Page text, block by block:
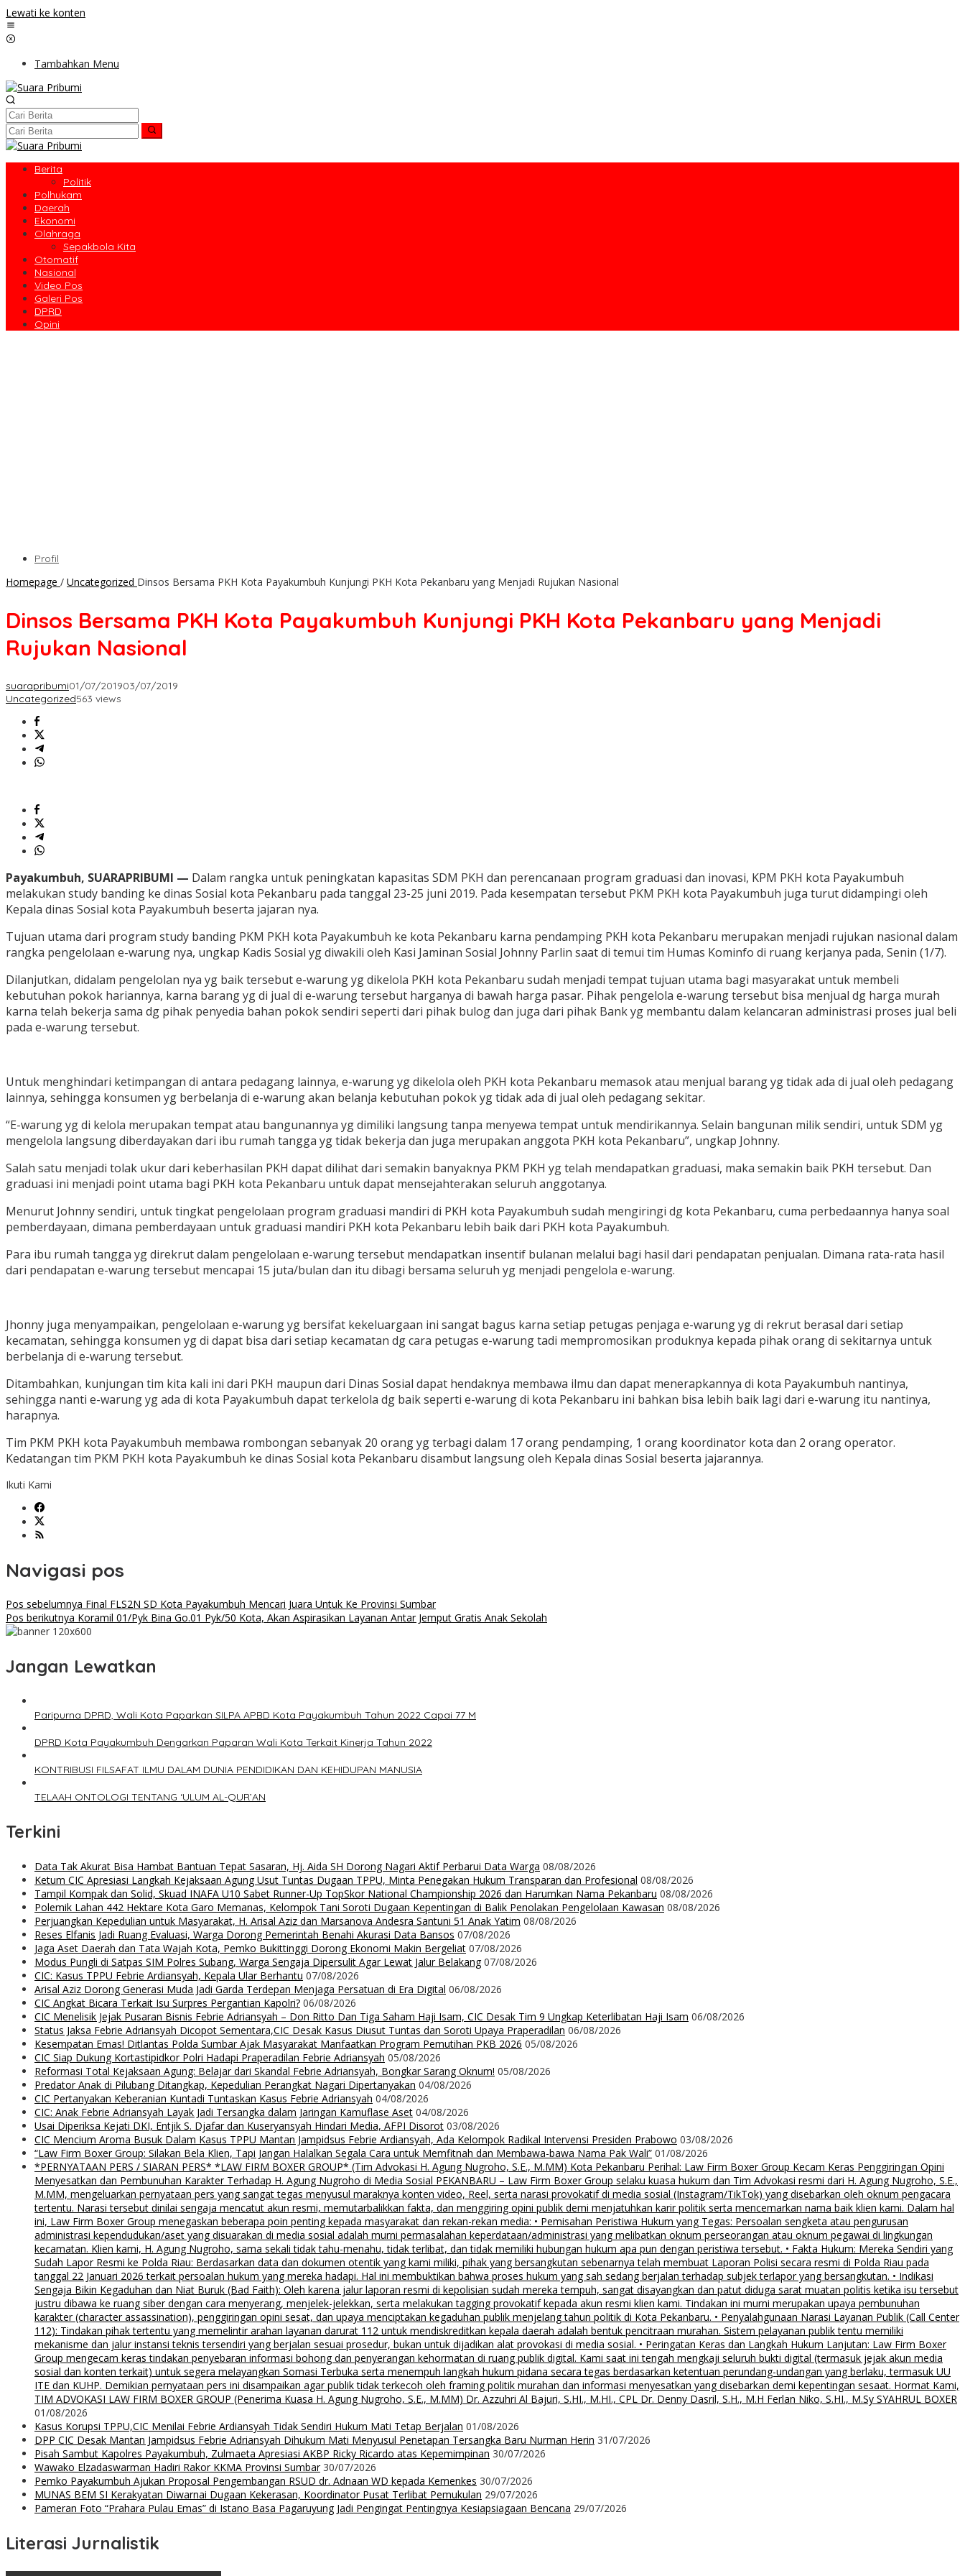
Lewati ke konten
Tambahkan Menu
Berita
Politik
Polhukam
Daerah
Ekonomi
Olahraga
Sepakbola Kita
Otomatif
Nasional
Video Pos
Galeri Pos
DPRD
Opini
Profil
Homepage / Uncategorized Dinsos Bersama PKH Kota Payakumbuh Kunjungi PKH Kota Pekanbaru yang Menjadi Rujukan Nasional
Dinsos Bersama PKH Kota Payakumbuh Kunjungi PKH Kota Pekanbaru yang Menjadi
Rujukan Nasional
suarapribumi01/07/201903/07/2019
Uncategorized563 views
Payakumbuh, SUARAPRIBUMI — Dalam rangka untuk peningkatan kapasitas SDM PKH dan perencanaan program graduasi dan inovasi, KPM PKH kota Payakumbuh
melakukan study banding ke dinas Sosial kota Pekanbaru pada tanggal 23-25 juni 2019. Pada kesempatan tersebut PKM PKH kota Payakumbuh juga turut didampingi oleh
Kepala dinas Sosial kota Payakumbuh beserta jajaran nya.
Tujuan utama dari program study banding PKM PKH kota Payakumbuh ke kota Pekanbaru karna pendamping PKH kota Pekanbaru merupakan menjadi rujukan nasional dalam
rangka pengelolaan e-warung nya, ungkap Kadis Sosial yg diwakili oleh Kasi Jaminan Sosial Johnny Parlin saat di temui tim Humas Kominfo di ruang kerjanya pada, Senin (1/7).
Dilanjutkan, didalam pengelolan nya yg baik tersebut e-warung yg dikelola PKH kota Pekanbaru sudah menjadi tempat tujuan utama bagi masyarakat untuk membeli
kebutuhan pokok hariannya, karna barang yg di jual di e-warung tersebut harganya di bawah harga pasar. Pihak pengelola e-warung tersebut bisa menjual dg harga murah
karna telah bekerja sama dg pihak penyedia bahan pokok sendiri seperti dari pihak bulog dan juga dari pihak Bank yg membantu dalam kelancaran administrasi proses jual beli
pada e-warung tersebut.
Untuk menghindari ketimpangan di antara pedagang lainnya, e-warung yg dikelola oleh PKH kota Pekanbaru memasok atau menjual barang yg tidak ada di jual oleh pedagang
lainnya, sehingga konsumen yg berbelanja di e-warung akan belanja kebutuhan pokok yg tidak ada di jual oleh pedagang sekitar.
“E-warung yg di kelola merupakan tempat atau bangunannya yg dimiliki langsung tanpa menyewa tempat untuk mendirikannya. Selain bangunan milik sendiri, untuk SDM yg
mengelola langsung diberdayakan dari ibu rumah tangga yg tidak bekerja dan juga merupakan anggota PKH kota Pekanbaru”, ungkap Johnny.
Salah satu menjadi tolak ukur dari keberhasilan PKH dapat dilihat dari semakin banyaknya PKM PKH yg telah mendapatkan graduasi, maka semakin baik PKH tersebut. Dan
graduasi ini menjadi point utama bagi PKH kota Pekanbaru untuk dapat mensejahterakan seluruh anggotanya.
Menurut Johnny sendiri, untuk tingkat pengelolaan program graduasi mandiri di PKH kota Payakumbuh sudah mengiringi dg kota Pekanbaru, cuma perbedaannya hanya soal
pemberdayaan, dimana pemberdayaan untuk graduasi mandiri PKH kota Pekanbaru lebih baik dari PKH kota Payakumbuh.
Para ibu rumah tangga yg direkrut dalam pengelolaan e-warung tersebut mendapatkan insentif bulanan melalui bagi hasil dari pendapatan penjualan. Dimana rata-rata hasil
dari pendapatan e-warung tersebut mencapai 15 juta/bulan dan itu dibagi bersama seluruh yg menjadi pengelola e-warung.
Jhonny juga menyampaikan, pengelolaan e-warung yg bersifat kekeluargaan ini sangat bagus karna setiap petugas penjaga e-warung yg di rekrut berasal dari setiap
kecamatan, sehingga konsumen yg di dapat bisa dari setiap kecamatan dg cara petugas e-warung tadi mempromosikan produknya kepada pihak orang di sekitarnya untuk
berbelanja di e-warung tersebut.
Ditambahkan, kunjungan tim kita kali ini dari PKH maupun dari Dinas Sosial dapat hendaknya membawa ilmu dan dapat menerapkannya di kota Payakumbuh nantinya,
sehingga nanti e-warung yg ada di kota Payakumbuh dapat terkelola dg baik seperti e-warung di kota Pekanbaru ini bahkan bisa lebih baik lagi dari e-warung itu nantinya,
harapnya.
Tim PKM PKH kota Payakumbuh membawa rombongan sebanyak 20 orang yg terbagi dalam 17 orang pendamping, 1 orang koordinator kota dan 2 orang operator.
Kedatangan tim PKM PKH kota Payakumbuh ke dinas Sosial kota Pekanbaru disambut langsung oleh Kepala dinas Sosial beserta jajarannya.
Ikuti Kami
Navigasi pos
Pos sebelumnya Final FLS2N SD Kota Payakumbuh Mencari Juara Untuk Ke Provinsi Sumbar
Pos berikutnya Koramil 01/Pyk Bina Go.01 Pyk/50 Kota, Akan Aspirasikan Layanan Antar Jemput Gratis Anak Sekolah
Jangan Lewatkan
Paripurna DPRD, Wali Kota Paparkan SILPA APBD Kota Payakumbuh Tahun 2022 Capai 77 M
DPRD Kota Payakumbuh Dengarkan Paparan Wali Kota Terkait Kinerja Tahun 2022
KONTRIBUSI FILSAFAT ILMU DALAM DUNIA PENDIDIKAN DAN KEHIDUPAN MANUSIA
TELAAH ONTOLOGI TENTANG ‘ULUM AL-QUR’AN
Terkini
Data Tak Akurat Bisa Hambat Bantuan Tepat Sasaran, Hj. Aida SH Dorong Nagari Aktif Perbarui Data Warga 08/08/2026
Ketum CIC Apresiasi Langkah Kejaksaan Agung Usut Tuntas Dugaan TPPU, Minta Penegakan Hukum Transparan dan Profesional 08/08/2026
Tampil Kompak dan Solid, Skuad INAFA U10 Sabet Runner-Up TopSkor National Championship 2026 dan Harumkan Nama Pekanbaru 08/08/2026
Polemik Lahan 442 Hektare Kota Garo Memanas, Kelompok Tani Soroti Dugaan Kepentingan di Balik Penolakan Pengelolaan Kawasan 08/08/2026
Perjuangkan Kepedulian untuk Masyarakat, H. Arisal Aziz dan Marsanova Andesra Santuni 51 Anak Yatim 08/08/2026
Reses Elfanis Jadi Ruang Evaluasi, Warga Dorong Pemerintah Benahi Akurasi Data Bansos 07/08/2026
Jaga Aset Daerah dan Tata Wajah Kota, Pemko Bukittinggi Dorong Ekonomi Makin Bergeliat 07/08/2026
Modus Pungli di Satpas SIM Polres Subang, Warga Sengaja Dipersulit Agar Lewat Jalur Belakang 07/08/2026
CIC: Kasus TPPU Febrie Ardiansyah, Kepala Ular Berhantu 07/08/2026
Arisal Aziz Dorong Generasi Muda Jadi Garda Terdepan Menjaga Persatuan di Era Digital 06/08/2026
CIC Angkat Bicara Terkait Isu Surpres Pergantian Kapolri? 06/08/2026
CIC Menelisik Jejak Pusaran Bisnis Febrie Adriansyah – Don Ritto Dan Tiga Saham Haji Isam, CIC Desak Tim 9 Ungkap Keterlibatan Haji Isam 06/08/2026
Status Jaksa Febrie Adriansyah Dicopot Sementara,CIC Desak Kasus Diusut Tuntas dan Soroti Upaya Praperadilan 06/08/2026
Kesempatan Emas! Ditlantas Polda Sumbar Ajak Masyarakat Manfaatkan Program Pemutihan PKB 2026 05/08/2026
CIC Siap Dukung Kortastipidkor Polri Hadapi Praperadilan Febrie Adriansyah 05/08/2026
Reformasi Total Kejaksaan Agung: Belajar dari Skandal Febrie Adriansyah, Bongkar Sarang Oknum! 05/08/2026
Predator Anak di Pilubang Ditangkap, Kepedulian Perangkat Nagari Dipertanyakan 04/08/2026
CIC Pertanyakan Keberanian Kuntadi Tuntaskan Kasus Febrie Adriansyah 04/08/2026
CIC: Anak Febrie Adriansyah Layak Jadi Tersangka dalam Jaringan Kamuflase Aset 04/08/2026
Usai Diperiksa Kejati DKI, Entjik S. Djafar dan Kuseryansyah Hindari Media, AFPI Disorot 03/08/2026
CIC Mencium Aroma Busuk Dalam Kasus TPPU Mantan Jampidsus Febrie Ardiansyah, Ada Kelompok Radikal Intervensi Presiden Prabowo 03/08/2026
“Law Firm Boxer Group: Silakan Bela Klien, Tapi Jangan Halalkan Segala Cara untuk Memfitnah dan Membawa-bawa Nama Pak Wali” 01/08/2026
*PERNYATAAN PERS / SIARAN PERS* *LAW FIRM BOXER GROUP* (Tim Advokasi H. Agung Nugroho, S.E., M.MM) Kota Pekanbaru Perihal: Law Firm Boxer Group Kecam Keras Penggiringan Opini
Menyesatkan dan Pembunuhan Karakter Terhadap H. Agung Nugroho di Media Sosial PEKANBARU – Law Firm Boxer Group selaku kuasa hukum dan Tim Advokasi resmi dari H. Agung Nugroho, S.E.,
M.MM, mengeluarkan pernyataan pers yang sangat tegas menyusul maraknya konten video, Reel, serta narasi provokatif di media sosial (Instagram/TikTok) yang disebarkan oleh oknum pengacara
tertentu. Narasi tersebut dinilai sengaja mencatut akun resmi, memutarbalikkan fakta, dan menggiring opini publik demi menjatuhkan karir politik serta mencemarkan nama baik klien kami. Dalam hal
ini, Law Firm Boxer Group menegaskan beberapa poin penting kepada masyarakat dan rekan-rekan media: • Pemisahan Peristiwa Hukum yang Tegas: Persoalan sengketa atau pengurusan
administrasi kependudukan/aset yang disuarakan di media sosial adalah murni permasalahan keperdataan/administrasi yang melibatkan oknum perseorangan atau oknum pegawai di lingkungan
kecamatan. Klien kami, H. Agung Nugroho, sama sekali tidak tahu-menahu, tidak terlibat, dan tidak memiliki hubungan hukum apa pun dengan peristiwa tersebut. • Fakta Hukum: Mereka Sendiri yang
Sudah Lapor Resmi ke Polda Riau: Berdasarkan data dan dokumen otentik yang kami miliki, pihak yang bersangkutan sebenarnya telah membuat Laporan Polisi secara resmi di Polda Riau pada
tanggal 22 Januari 2026 terkait persoalan hukum yang mereka hadapi. Hal ini membuktikan bahwa proses hukum yang sah sedang berjalan terhadap subjek terlapor yang bersangkutan. • Indikasi
Sengaja Bikin Kegaduhan dan Niat Buruk (Bad Faith): Oleh karena jalur laporan resmi di kepolisian sudah mereka tempuh, sangat disayangkan dan patut diduga sarat muatan politis ketika isu tersebut
justru dibawa ke ruang siber dengan cara menyerang, menjelek-jelekkan, serta melakukan tagging provokatif kepada akun resmi klien kami. Tindakan ini murni merupakan upaya pembunuhan
karakter (character assassination), penggiringan opini sesat, dan upaya menciptakan kegaduhan publik menjelang tahun politik di Kota Pekanbaru. • Penyalahgunaan Narasi Layanan Publik (Call Center
112): Tindakan pihak tertentu yang memelintir arahan layanan darurat 112 untuk mendiskreditkan kepala daerah adalah bentuk pencitraan murahan. Sistem pelayanan publik tentu memiliki
mekanisme dan jalur instansi teknis tersendiri yang berjalan sesuai prosedur, bukan untuk dijadikan alat provokasi di media sosial. • Peringatan Keras dan Langkah Hukum Lanjutan: Law Firm Boxer
Group mengecam keras tindakan penyebaran informasi bohong dan penyerangan kehormatan di ruang publik digital. Kami saat ini tengah mengkaji seluruh bukti digital (termasuk jejak akun media
sosial dan konten terkait) untuk segera melayangkan Somasi Terbuka serta menempuh langkah hukum pidana secara tegas berdasarkan ketentuan perundang-undangan yang berlaku, termasuk UU
ITE dan KUHP. Demikian pernyataan pers ini disampaikan agar publik tidak terkecoh oleh framing politik murahan dan informasi menyesatkan yang disebarkan demi kepentingan sesaat. Hormat Kami,
TIM ADVOKASI LAW FIRM BOXER GROUP (Penerima Kuasa H. Agung Nugroho, S.E., M.MM) Dr. Azzuhri Al Bajuri, S.HI., M.HI., CPL Dr. Denny Dasril, S.H., M.H Ferlan Niko, S.HI., M.Sy SYAHRUL BOXER
01/08/2026
Kasus Korupsi TPPU,CIC Menilai Febrie Ardiansyah Tidak Sendiri Hukum Mati Tetap Berjalan 01/08/2026
DPP CIC Desak Mantan Jampidsus Febrie Adriansyah Dihukum Mati Menyusul Penetapan Tersangka Baru Nurman Herin 31/07/2026
Pisah Sambut Kapolres Payakumbuh, Zulmaeta Apresiasi AKBP Ricky Ricardo atas Kepemimpinan 30/07/2026
Wawako Elzadaswarman Hadiri Rakor KKMA Provinsi Sumbar 30/07/2026
Pemko Payakumbuh Ajukan Proposal Pengembangan RSUD dr. Adnaan WD kepada Kemenkes 30/07/2026
MUNAS BEM SI Kerakyatan Diwarnai Dugaan Kekerasan, Koordinator Pusat Terlibat Pemukulan 29/07/2026
Pameran Foto “Prahara Pulau Emas” di Istano Basa Pagaruyung Jadi Pengingat Pentingnya Kesiapsiagaan Bencana 29/07/2026
Literasi Jurnalistik